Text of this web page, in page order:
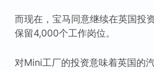
而现在，宝马同意继续在英国投
保留4,000个工作岗位。
对Mini工厂的投资意味着英国的